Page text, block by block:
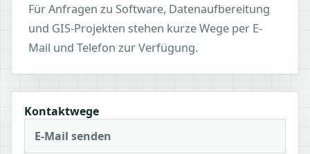
Für Anfragen zu Software, Datenaufbereitung
und GIS-Projekten stehen kurze Wege per E-
Mail und Telefon zur Verfügung.
Kontaktwege
E-Mail senden